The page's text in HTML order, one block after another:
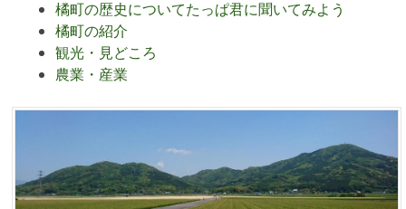
橘町の歴史についてたっぱ君に聞いてみよう
橘町の紹介
観光・見どころ
農業・産業